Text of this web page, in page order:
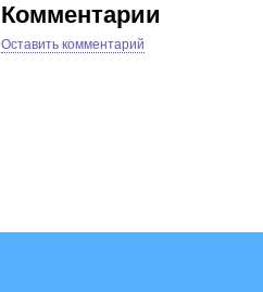
Комментарии
Оставить комментарий